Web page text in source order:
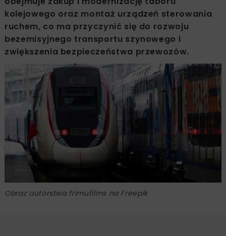
kolejowego oraz montaż urządzeń sterowania
ruchem, co ma przyczynić się do rozwoju
bezemisyjnego transportu szynowego i
zwiększenia bezpieczeństwa przewozów.
Obraz autorstwa frimufilms na Freepik